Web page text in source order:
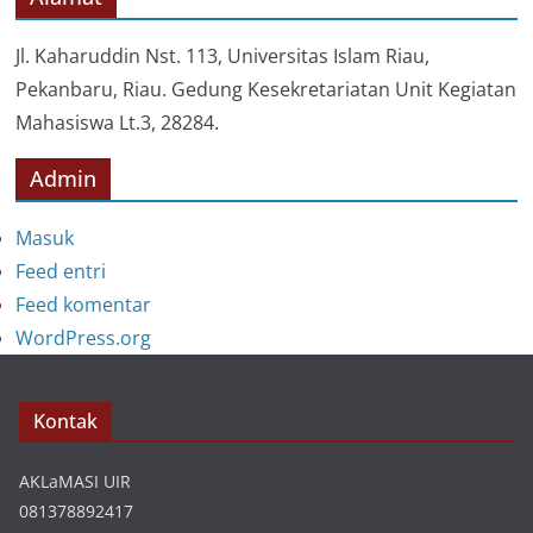
r
i
Jl. Kaharuddin Nst. 113, Universitas Islam Riau,
Pekanbaru, Riau. Gedung Kesekretariatan Unit Kegiatan
Mahasiswa Lt.3, 28284.
Admin
Masuk
Feed entri
Feed komentar
WordPress.org
Kontak
AKLaMASI UIR
081378892417